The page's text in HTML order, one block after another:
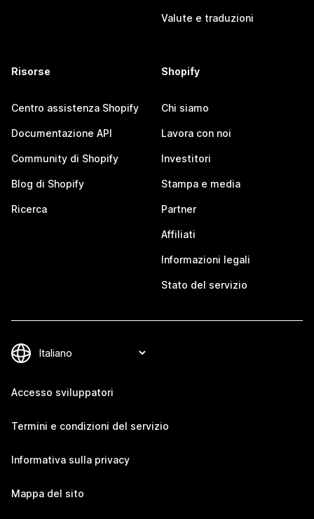
Valute e traduzioni
Risorse
Centro assistenza Shopify
Documentazione API
Community di Shopify
Blog di Shopify
Ricerca
Shopify
Chi siamo
Lavora con noi
Investitori
Stampa e media
Partner
Affiliati
Informazioni legali
Stato del servizio
Accesso sviluppatori
Termini e condizioni del servizio
Informativa sulla privacy
Mappa del sito